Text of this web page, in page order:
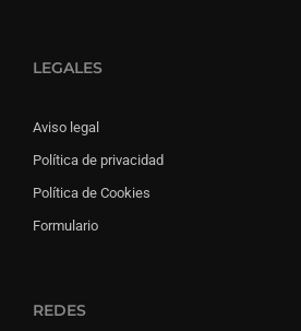
LEGALES
Aviso legal
Política de privacidad
Política de Cookies
Formulario
REDES